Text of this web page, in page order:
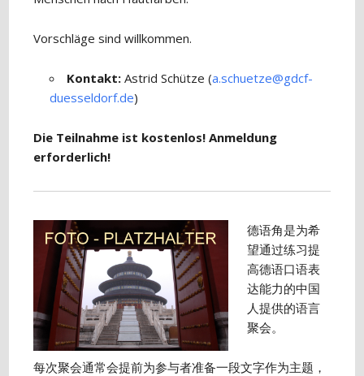
Vorschläge sind willkommen.
Kontakt: Astrid Schütze (a.schuetze@gdcf-
duesseldorf.de)
Die Teilnahme ist kostenlos! Anmeldung
erforderlich!
德语角是为希
望通过练习提
高德语口语表
达能力的中国
人提供的语言
聚会。
每次聚会通常会提前为参与者准备一段文字作为主题，